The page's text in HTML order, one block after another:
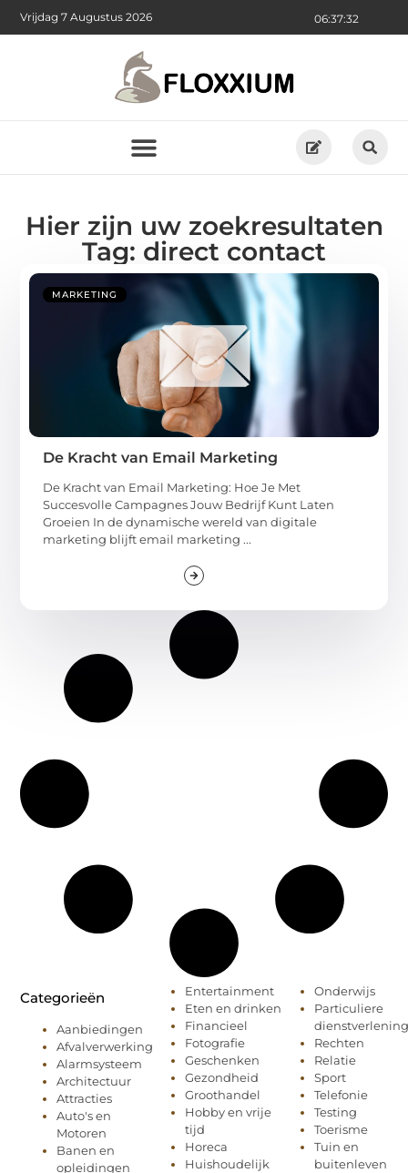
06:37:33
Vrijdag 7 Augustus 2026
Hier zijn uw zoekresultaten
Tag: direct contact
MARKETING
De Kracht van Email Marketing
De Kracht van Email Marketing: Hoe Je Met
Succesvolle Campagnes Jouw Bedrijf Kunt Laten
Groeien In de dynamische wereld van digitale
marketing blijft email marketing ...
Categorieën
Aanbiedingen
Afvalverwerking
Alarmsysteem
Architectuur
Attracties
Auto's en
Motoren
Banen en
opleidingen
Entertainment
Eten en drinken
Financieel
Fotografie
Geschenken
Gezondheid
Groothandel
Hobby en vrije
tijd
Horeca
Huishoudelijk
Onderwijs
Particuliere
dienstverlening
Rechten
Relatie
Sport
Telefonie
Testing
Toerisme
Tuin en
buitenleven